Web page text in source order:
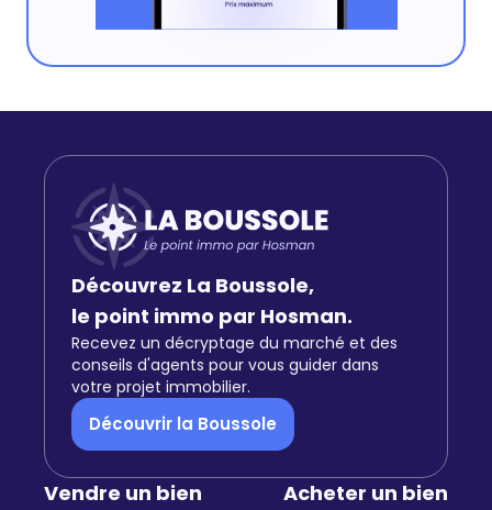
Découvrez La Boussole,
le point immo par Hosman.
Recevez un décryptage du marché et des
conseils d'agents pour vous guider dans
votre projet immobilier.
Découvrir la Boussole
Vendre un bien Acheter un bien